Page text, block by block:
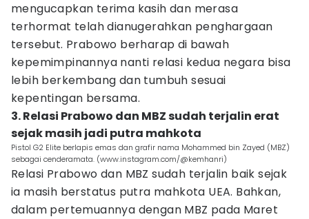
mengucapkan terima kasih dan merasa
terhormat telah dianugerahkan penghargaan
tersebut. Prabowo berharap di bawah
kepemimpinannya nanti relasi kedua negara bisa
lebih berkembang dan tumbuh sesuai
kepentingan bersama.
3. Relasi Prabowo dan MBZ sudah terjalin erat
sejak masih jadi putra mahkota
Pistol G2 Elite berlapis emas dan grafir nama Mohammed bin Zayed (MBZ)
sebagai cenderamata. (www.instagram.com/@kemhanri)
Relasi Prabowo dan MBZ sudah terjalin baik sejak
ia masih berstatus putra mahkota UEA. Bahkan,
dalam pertemuannya dengan MBZ pada Maret